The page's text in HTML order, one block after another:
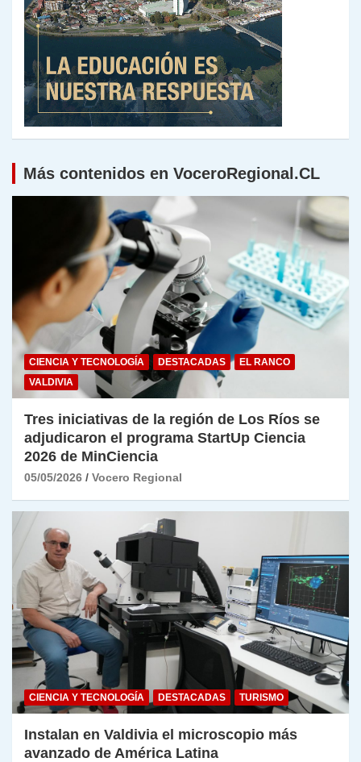
Más contenidos en VoceroRegional.CL
CIENCIA Y TECNOLOGÍA DESTACADAS
EL RANCO
VALDIVIA
Tres iniciativas de la región de Los Ríos se
adjudicaron el programa StartUp Ciencia
2026 de MinCiencia
05/05/2026 Vocero Regional
CIENCIA Y TECNOLOGÍA DESTACADAS TURISMO
Instalan en Valdivia el microscopio más
avanzado de América Latina